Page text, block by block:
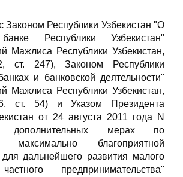
Законом Республики Узбекистан "О
Республики Узбекистан"
Мажлиса Республики Узбекистан,
ст. 247), Законом Республики
и банковской деятельности"
Мажлиса Республики Узбекистан,
ст. 54) и Указом Президента
от 24 августа 2011 года N
мерах по
максимально благоприятной
дальнейшего развития малого
предпринимательства"